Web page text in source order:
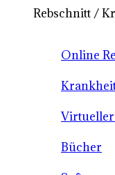
Rebschnitt /
Online
Bücher